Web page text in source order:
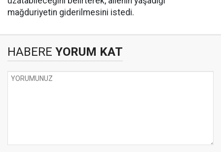
mağduriyetin giderilmesini istedi.
HABERE YORUM KAT